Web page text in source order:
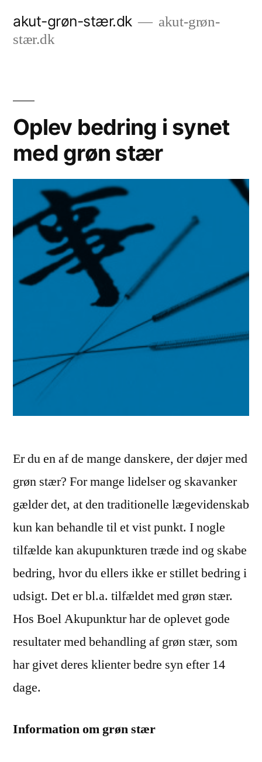
akut-grøn-stær.dk
akut-grøn-
stær.dk
Oplev bedring i synet
med grøn stær
Er du en af de mange danskere, der døjer med
grøn stær? For mange lidelser og skavanker
gælder det, at den traditionelle lægevidenskab
kun kan behandle til et vist punkt. I nogle
tilfælde kan akupunkturen træde ind og skabe
bedring, hvor du ellers ikke er stillet bedring i
udsigt. Det er bl.a. tilfældet med grøn stær.
Hos Boel Akupunktur har de oplevet gode
resultater med behandling af grøn stær, som
har givet deres klienter bedre syn efter 14
dage.
Information om grøn stær